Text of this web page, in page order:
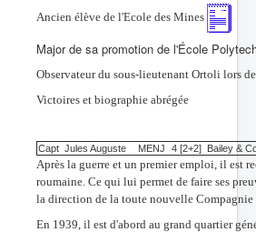
Ancien élève de l'Ecole des Mines
Major de sa promotion de l'École
Observateur du sous-lieutenant Ortoli lors
Victoires et biographie abrégée
Capt Jules Auguste MENJ 4 [2+2] Bailey &
Après la guerre et un premier emploi, il est
roumaine. Ce qui lui permet de faire ses
la direction de la toute nouvelle Compagnie
En 1939, il est d'abord au grand quartier